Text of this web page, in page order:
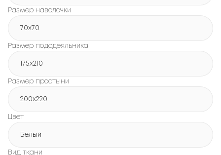
Размер наволочки
70x70
Размер пододеяльника
175x210
Размер простыни
200x220
Цвет
Белый
Вид ткани